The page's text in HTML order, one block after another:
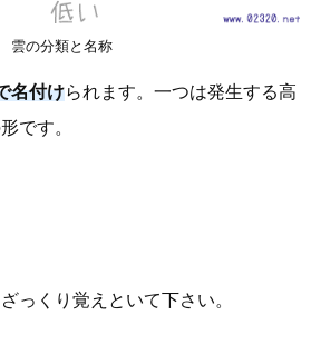
雲の分類と名称
名付けられます。一つは発生する高
です。
っくり覚えといて下さい。